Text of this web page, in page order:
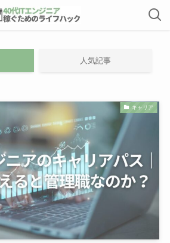
人気記事
キャリア